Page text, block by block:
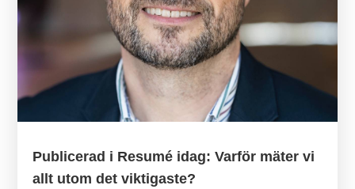
Publicerad i Resumé idag: Varför mäter vi
allt utom det viktigaste?